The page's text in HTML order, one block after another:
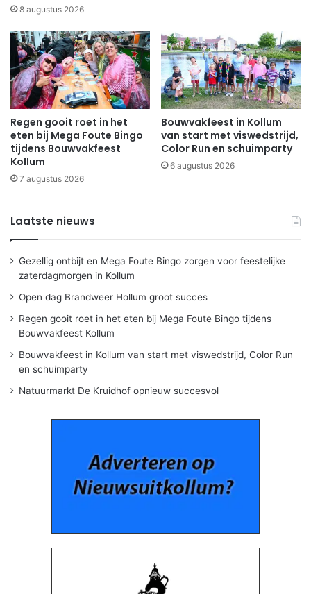
8 augustus 2026
Regen gooit roet in het
eten bij Mega Foute Bingo
tijdens Bouwvakfeest
Kollum
7 augustus 2026
Bouwvakfeest in Kollum
van start met viswedstrijd,
Color Run en schuimparty
6 augustus 2026
Laatste nieuws
Gezellig ontbijt en Mega Foute Bingo zorgen voor feestelijke
zaterdagmorgen in Kollum
Open dag Brandweer Hollum groot succes
Regen gooit roet in het eten bij Mega Foute Bingo tijdens
Bouwvakfeest Kollum
Bouwvakfeest in Kollum van start met viswedstrijd, Color Run
en schuimparty
Natuurmarkt De Kruidhof opnieuw succesvol